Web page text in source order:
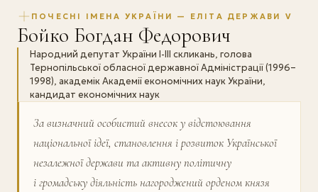
ПОЧЕСНІ ІМЕНА УКРАЇНИ — ЕЛІТА ДЕРЖАВИ V
Бойко Богдан Федорович
Народний депутат України І-ІІІ скликань, голова
Тернопільської обласної державної Адміністрації (1996–
1998), академік Академії економічних наук України,
кандидат економічних наук
За визначний особистий внесок у відстоювання
національної ідеї, становлення і розвиток Української
незалежної держави та активну політичну
і громадську діяльність нагороджений орденом князя